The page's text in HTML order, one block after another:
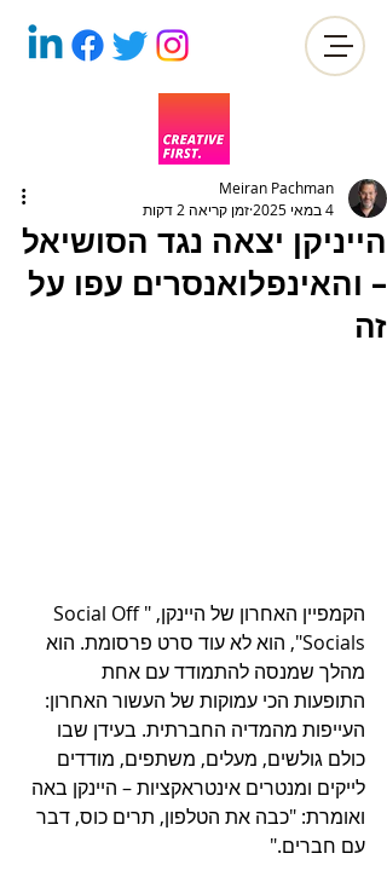
הייניקן יצאה נגד הסושיאל
– והאינפלואנסרים עפו על
זה
Meiran Pachman
4 במאי 2025
זמן קריאה 2 דקות
הקמפיין האחרון של היינקן, "Social Off
Socials", הוא לא עוד סרט פרסומת. הוא
מהלך שמנסה להתמודד עם אחת
התופעות הכי עמוקות של העשור האחרון:
העייפות מהמדיה החברתית. בעידן שבו
כולם גולשים, מעלים, משתפים, מודדים
לייקים ומנטרים אינטראקציות – היינקן באה
ואומרת: "כבה את הטלפון, תרים כוס, דבר
עם חברים."